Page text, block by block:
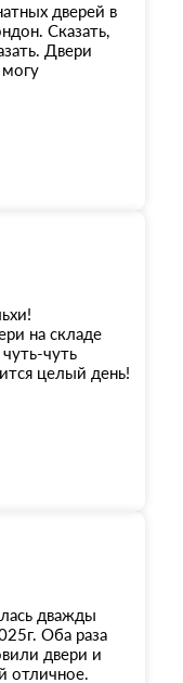
дверей в
Сказать,
Двери
из
помогли
и петлями,
отлично.
который
золотые
такие же
на юге
всех за
фабрики,
и мастеру
работу, еще
словом. А
, если
на складе
чуть
целый день!
дважды
Оба раза
двери и
отличное.